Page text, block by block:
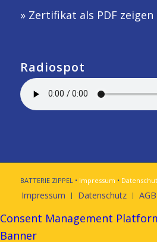
» Zertifikat als PDF zeigen
Radiospot
BATTERIE ZIPPEL • Impressum •
Impressum Datenschutz AGB
Consent Management
Banner